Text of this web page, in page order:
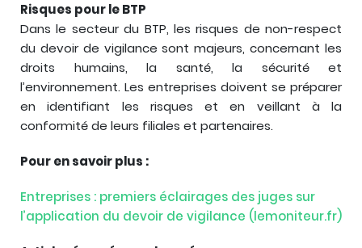
Risques pour le BTP
Dans le secteur du BTP, les risques de non-respect
du devoir de vigilance sont majeurs, concernant les
droits humains, la santé, la sécurité et
l’environnement. Les entreprises doivent se préparer
en identifiant les risques et en veillant à la
conformité de leurs filiales et partenaires.
Pour en savoir plus :
Entreprises : premiers éclairages des juges sur
l’application du devoir de vigilance (lemoniteur.fr)